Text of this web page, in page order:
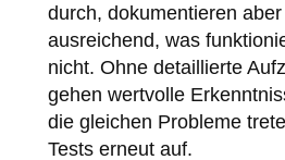
durch, dokumentieren
ausreichend, was
nicht. Ohne detaillierte
gehen wertvolle
die gleichen Probleme
Tests erneut auf.